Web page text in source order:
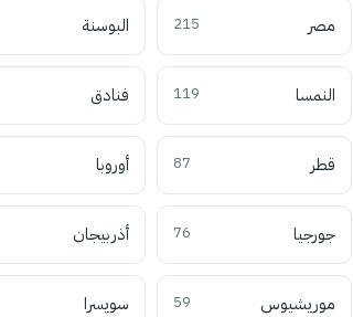
مصر 215 البوسنة
النمسا 119 فنادق
قطر 87 أوروبا
جورجيا 76 أذربيجان
موريشيوس 59 سويسرا